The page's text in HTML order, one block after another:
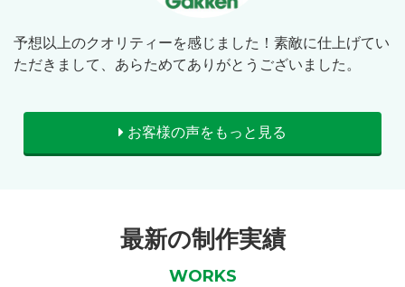
予想以上のクオリティーを感じました！素敵に仕上げてい
ただきまして、あらためてありがとうございました。
お客様の声をもっと見る
最新の制作実績
WORKS